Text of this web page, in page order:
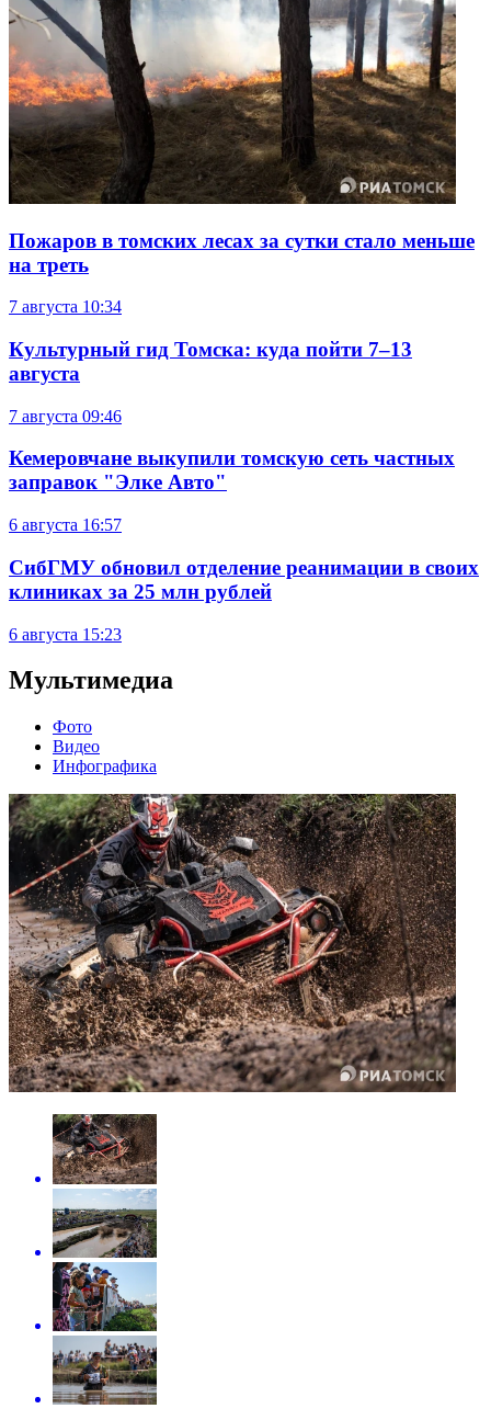
Пожаров в томских лесах за сутки стало меньше
на треть
7 августа 10:34
Культурный гид Томска: куда пойти 7–13
августа
7 августа 09:46
Кемеровчане выкупили томскую сеть частных
заправок "Элке Авто"
6 августа 16:57
СибГМУ обновил отделение реанимации в своих
клиниках за 25 млн рублей
6 августа 15:23
Мультимедиа
Фото
Видео
Инфографика